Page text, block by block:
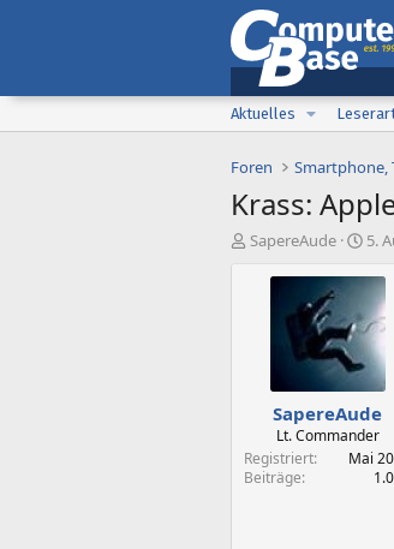
Aktuelles
Foren Smartphone,
Krass:
E
SapereAude
E
s
e
l
l
t
a
m
5.
SapereAude
Lt. Commander
Registriert
Mai
Beiträge